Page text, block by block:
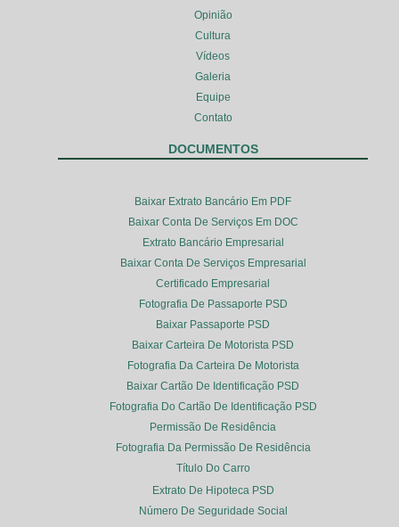
Opinião
Cultura
Vídeos
Galeria
Equipe
Contato
DOCUMENTOS
Baixar Extrato Bancário Em PDF
Baixar Conta De Serviços Em DOC
Extrato Bancário Empresarial
Baixar Conta De Serviços Empresarial
Certificado Empresarial
Fotografia De Passaporte PSD
Baixar Passaporte PSD
Baixar Carteira De Motorista PSD
Fotografia Da Carteira De Motorista
Baixar Cartão De Identificação PSD
Fotografia Do Cartão De Identificação PSD
Permissão De Residência
Fotografia Da Permissão De Residência
Título Do Carro
Extrato De Hipoteca PSD
Número De Seguridade Social